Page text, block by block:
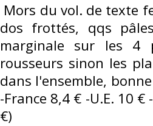
Mors du vol. de texte
dos frottés, qqs
marginale sur les 4
rousseurs sinon les
dans l'ensemble,
-France 8,4 € -U.E. 10 €
€) ‎